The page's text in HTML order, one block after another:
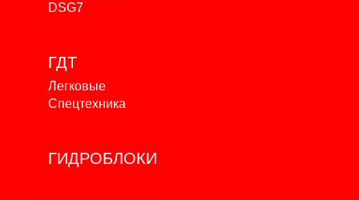
DSG7
ГДТ
Легковые
Спецтехника
ГИДРОБЛОКИ